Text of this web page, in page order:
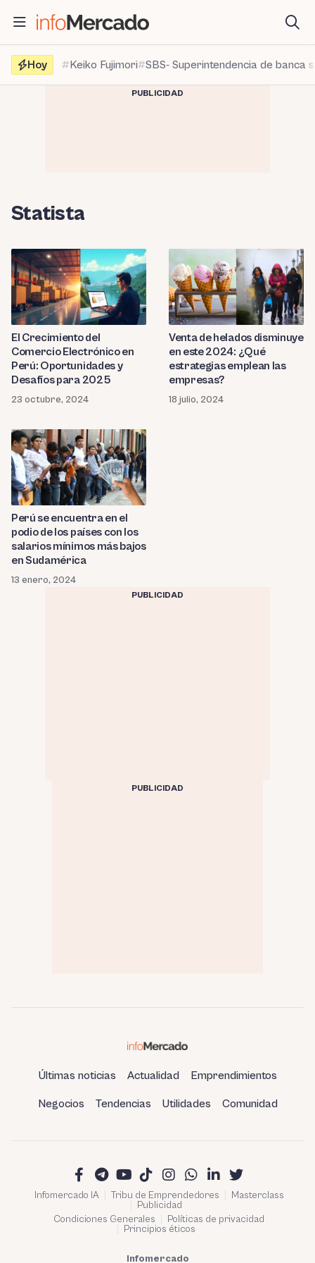
contenido
Hoy
Keiko Fujimori SBS- Superintendencia de banca
PUBLICIDAD
Statista
El Crecimiento del
Comercio Electrónico en
Perú: Oportunidades y
Desafíos para 2025
23 octubre, 2024
Venta de helados disminuye
en este 2024: ¿Qué
estrategias emplean las
empresas?
18 julio, 2024
Perú se encuentra en el
podio de los países con los
salarios mínimos más bajos
en Sudamérica
13 enero, 2024
PUBLICIDAD
PUBLICIDAD
Últimas noticias Actualidad Emprendimientos
Negocios Tendencias Utilidades Comunidad
Infomercado IA Tribu de Emprendedores
Masterclass
Publicidad
Condiciones Generales
Políticas de privacidad
Principios éticos
Infomercado